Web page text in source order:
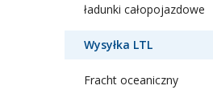
ładunki całopojazdowe
Wysyłka LTL
Fracht oceaniczny